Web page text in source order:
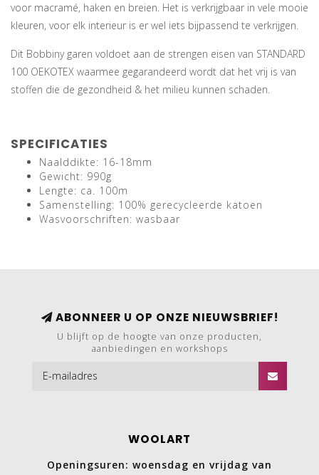
voor macramé, haken en breien. Het is verkrijgbaar in vele mooie
kleuren, voor elk interieur is er wel iets bijpassend te verkrijgen.
Dit Bobbiny garen voldoet aan de strengen eisen van STANDARD
100 OEKOTEX waarmee gegarandeerd wordt dat het vrij is van
stoffen die de gezondheid & het milieu kunnen schaden.
SPECIFICATIES
Naalddikte: 16-18mm
Gewicht: 990g
Lengte: ca. 100m
Samenstelling: 100% gerecycleerde katoen
Wasvoorschriften: wasbaar
ABONNEER U OP ONZE NIEUWSBRIEF!
U blijft op de hoogte van onze producten,
aanbiedingen en workshops
WOOLART
Openingsuren: woensdag en vrijdag van